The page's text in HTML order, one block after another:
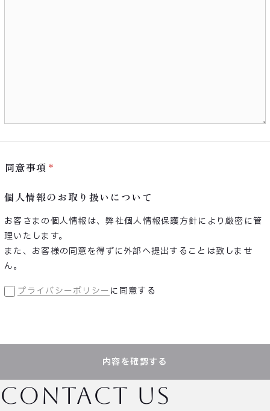
同意事項
個人情報のお取り扱いについて
お客さまの個人情報は、弊社個人情報保護方針により厳密に管
理いたします。
また、お客様の同意を得ずに外部へ提出することは致しませ
ん。
プライバシーポリシー に同意する
内容を確認する
contact us